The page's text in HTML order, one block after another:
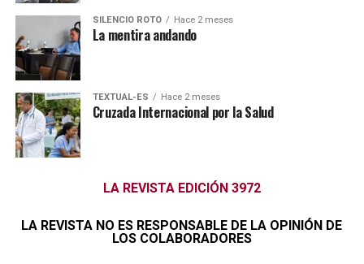
SILENCIO ROTO Hace 2 meses
La mentira andando
TEXTUAL-ES Hace 2 meses
Cruzada Internacional por la Salud
LA REVISTA EDICIÓN 3972
LA REVISTA NO ES RESPONSABLE DE LA OPINIÓN DE
LOS COLABORADORES